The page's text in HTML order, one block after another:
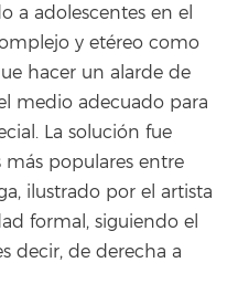
a adolescentes en el
y etéreo como
hacer un alarde de
medio adecuado para
La solución fue
populares entre
ilustrado por el artista
formal, siguiendo el
decir, de derecha a